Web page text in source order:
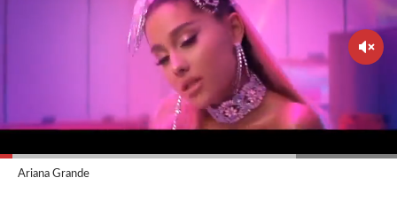
Ariana Grande